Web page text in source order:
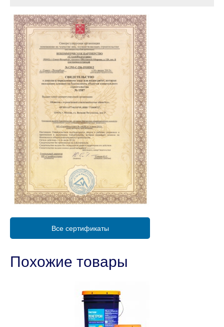
Все сертификаты
Похожие товары